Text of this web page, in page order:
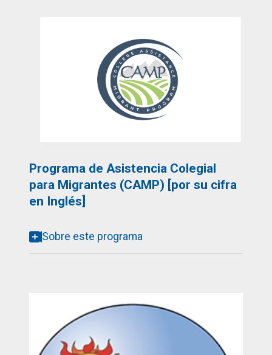
Programa de Asistencia Colegial
para Migrantes (CAMP) [por su cifra
en Inglés]
Sobre este programa